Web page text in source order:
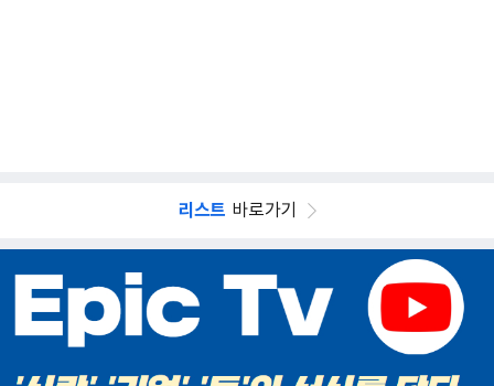
리스트 바로가기